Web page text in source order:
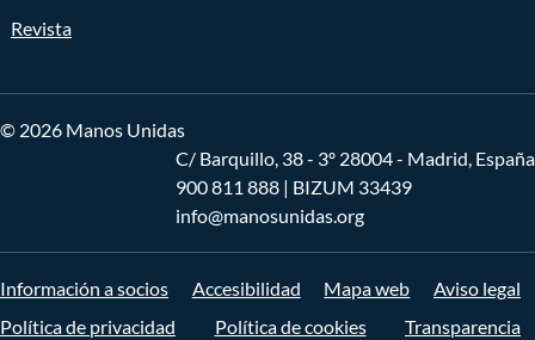
Revista
© 2026 Manos Unidas
C/ Barquillo, 38 - 3º 28004 - Madrid, España
900 811 888 | BIZUM 33439
info@manosunidas.org
Información a socios Accesibilidad Mapa web
Aviso legal
Política de privacidad
Política de cookies
Transparencia